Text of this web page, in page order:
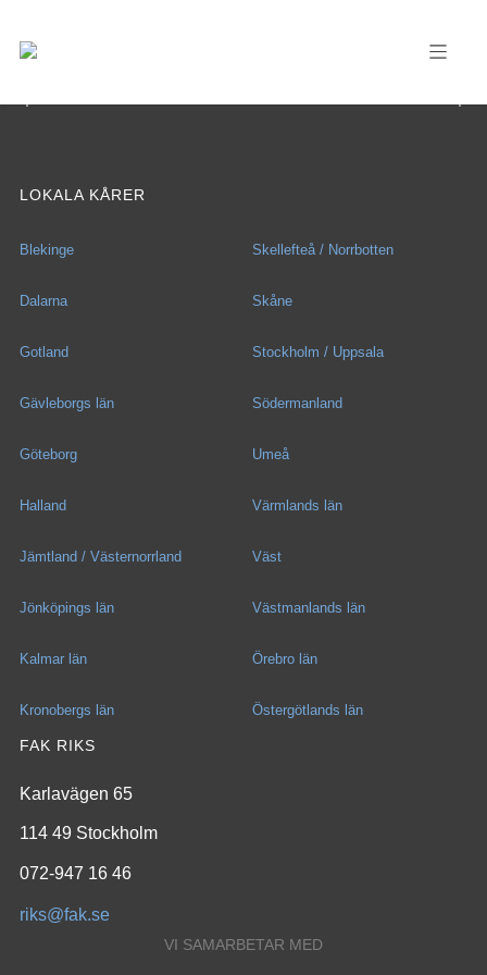
LOKALA KÅRER
Blekinge
Dalarna
Gotland
Gävleborgs län
Göteborg
Halland
Jämtland / Västernorrland
Jönköpings län
Kalmar län
Kronobergs län
Skellefteå / Norrbotten
Skåne
Stockholm / Uppsala
Södermanland
Umeå
Värmlands län
Väst
Västmanlands län
Örebro län
Östergötlands län
FAK RIKS
Karlavägen 65
114 49 Stockholm
072-947 16 46
riks@fak.se
VI SAMARBETAR MED